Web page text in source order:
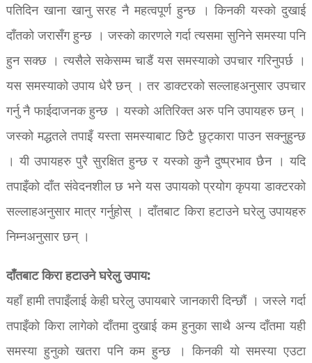
पतिदिन खाना खानु सरह नै महत्वपूर्ण हुन्छ । किनकी यस्को दुखाई
दाँतको जरासँग हुन्छ । जस्को कारणले गर्दा त्यसमा सुनिने समस्या पनि
हुन सक्छ । त्यसैले सकेसम्म चाडैं यस समस्याको उपचार गरिनुपर्छ ।
यस समस्याको उपाय धेरै छन् । तर डाक्टरको सल्लाहअनुसार उपचार
गर्नु नै फाईदाजनक हुन्छ । यस्को अतिरिक्त अरु पनि उपायहरु छन् ।
जस्को मद्धतले तपाइँ यस्ता समस्याबाट छिटै छुट्कारा पाउन सक्नुहुन्छ
। यी उपायहरु पुरै सुरक्षित हुन्छ र यस्को कुनै दुष्प्रभाव छैन । यदि
तपाइँको दाँत संवेदनशील छ भने यस उपायको प्रयोग कृपया डाक्टरको
सल्लाहअनुसार मात्र गर्नुहोस् । दाँतबाट किरा हटाउने घरेलु उपायहरु
निम्नअनुसार छन् ।
दाँतबाट किरा हटाउने घरेलु उपाय:
यहाँ हामी तपाइँलाई केही घरेलु उपायबारे जानकारी दिन्छौं । जस्ले गर्दा
तपाइँको किरा लागेको दाँतमा दुखाई कम हुनुका साथै अन्य दाँतमा यही
समस्या हुनुको खतरा पनि कम हुन्छ । किनकी यो समस्या एउटा